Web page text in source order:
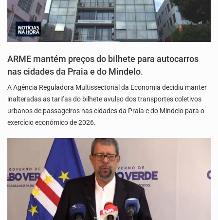
ARME mantém preços do bilhete para autocarros
nas cidades da Praia e do Mindelo.
A Agência Reguladora Multissectorial da Economia decidiu manter
inalteradas as tarifas do bilhete avulso dos transportes coletivos
urbanos de passageiros nas cidades da Praia e do Mindelo para o
exercício económico de 2026.